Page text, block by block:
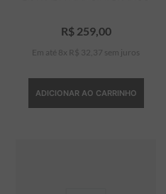
R$ 259, 00
Em até 8 x R$ 32 37 sem juros
ADICIONAR AO CARRINHO